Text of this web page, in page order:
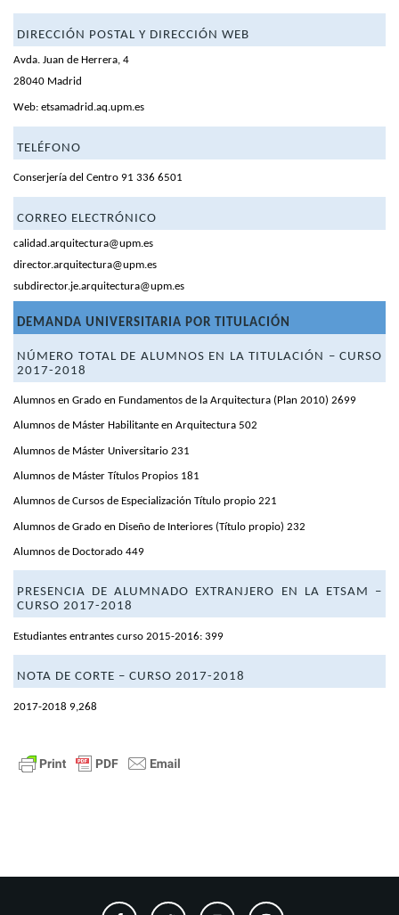
DIRECCIÓN POSTAL Y DIRECCIÓN WEB
Avda. Juan de Herrera, 4
28040 Madrid
Web: etsamadrid.aq.upm.es
TELÉFONO
Conserjería del Centro 91 336 6501
CORREO ELECTRÓNICO
calidad.arquitectura@upm.es
director.arquitectura@upm.es
subdirector.je.arquitectura@upm.es
DEMANDA UNIVERSITARIA POR TITULACIÓN
NÚMERO TOTAL DE ALUMNOS EN LA TITULACIÓN – CURSO
2017-2018
Alumnos en Grado en Fundamentos de la Arquitectura (Plan 2010) 2699
Alumnos de Máster Habilitante en Arquitectura 502
Alumnos de Máster Universitario 231
Alumnos de Máster Títulos Propios 181
Alumnos de Cursos de Especialización Título propio 221
Alumnos de Grado en Diseño de Interiores (Título propio) 232
Alumnos de Doctorado 449
PRESENCIA DE ALUMNADO EXTRANJERO EN LA ETSAM
–
CURSO 2017-2018
Estudiantes entrantes curso 2015-2016: 399
NOTA DE CORTE – CURSO 2017-2018
2017-2018 9,268